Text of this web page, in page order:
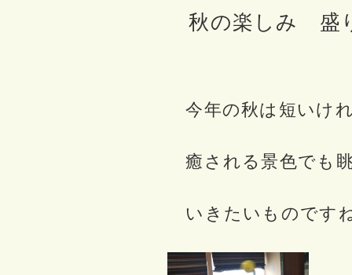
秋の楽しみ 盛
今年の秋は短いけ
癒される景色でも
いきたいものです